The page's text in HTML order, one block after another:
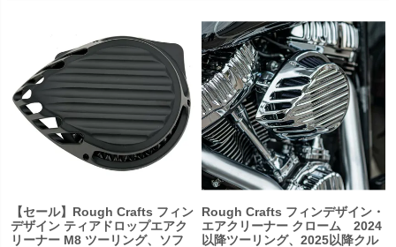
【セール】Rough Crafts フィン
デザイン ティアドロップエアク
リーナー M8 ツーリング、ソフ
Rough Crafts フィンデザイン・
エアクリーナー クローム 2024
以降ツーリング、2025以降クル